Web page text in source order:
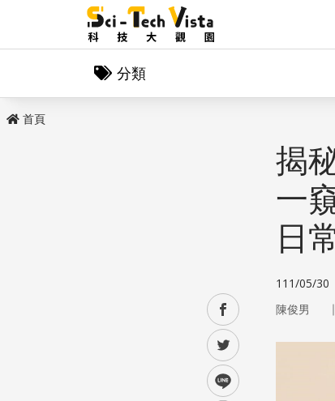
分類
首頁
facebook
twitter
line
揭
一
日
111/05/30
陳俊男 ｜